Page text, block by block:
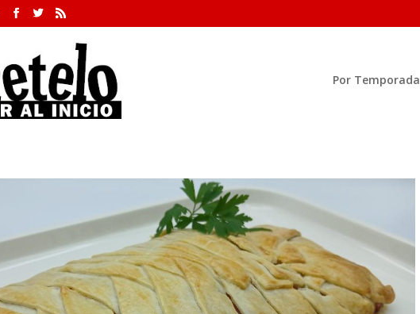
Por Temporada